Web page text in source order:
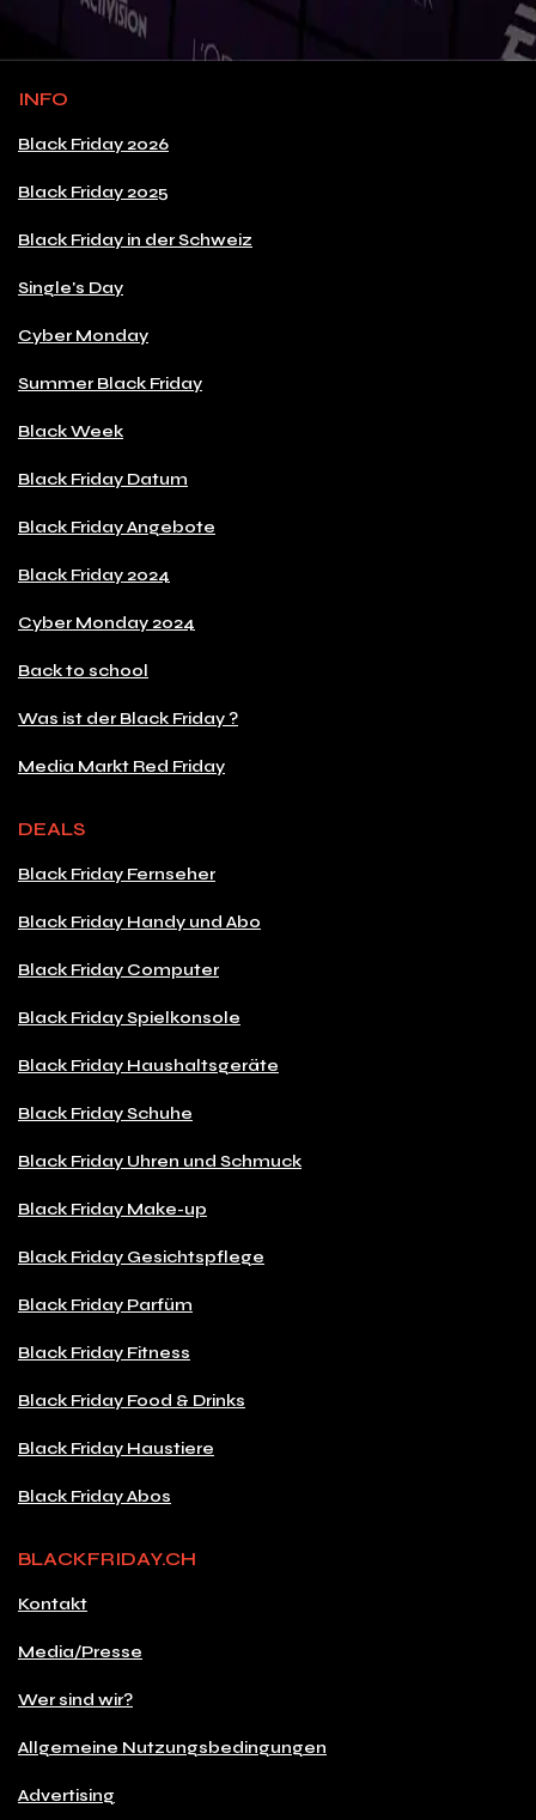
INFO
Black Friday 2026
Black Friday 2025
Black Friday in der Schweiz
Single's Day
Cyber Monday
Summer Black Friday
Black Week
Black Friday Datum
Black Friday Angebote
Black Friday 2024
Cyber Monday 2024
Back to school
Was ist der Black Friday ?
Media Markt Red Friday
DEALS
Black Friday Fernseher
Black Friday Handy und Abo
Black Friday Computer
Black Friday Spielkonsole
Black Friday Haushaltsgeräte
Black Friday Schuhe
Black Friday Uhren und Schmuck
Black Friday Make-up
Black Friday Gesichtspflege
Black Friday Parfüm
Black Friday Fitness
Black Friday Food & Drinks
Black Friday Haustiere
Black Friday Abos
BLACKFRIDAY.CH
Kontakt
Media/Presse
Wer sind wir?
Allgemeine Nutzungsbedingungen
Advertising